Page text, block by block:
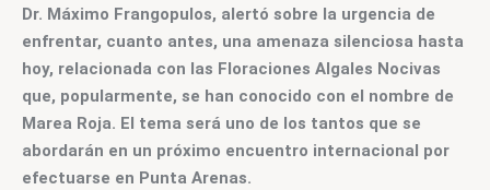
Dr. Máximo Frangopulos, alertó sobre la urgencia de
enfrentar, cuanto antes, una amenaza silenciosa hasta
hoy, relacionada con las Floraciones Algales Nocivas
que, popularmente, se han conocido con el nombre de
Marea Roja. El tema será uno de los tantos que se
abordarán en un próximo encuentro internacional por
efectuarse en Punta Arenas.